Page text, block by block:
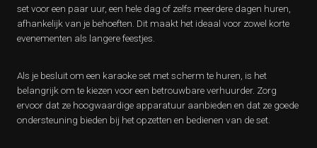
set voor een paar uur, een hele dag of zelfs meerdere dagen huren,
afhankelijk van je behoeften. Dit maakt het ideaal voor zowel korte
evenementen als langere feestjes.
Als je besluit om een karaoke set met scherm te huren, is het
belangrijk om te kiezen voor een betrouwbare verhuurder. Zorg
ervoor dat ze hoogwaardige apparatuur aanbieden en dat ze goede
ondersteuning bieden bij het opzetten en bedienen van de set.